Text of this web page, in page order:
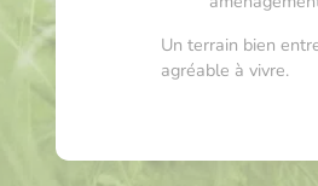
Un terrain bien
agréable à vivre.